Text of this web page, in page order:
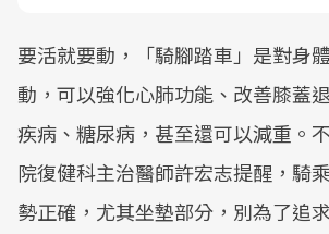
要活就要動，「騎腳踏車」是對身
動，可以強化心肺功能、改善膝蓋
疾病、糖尿病，甚至還可以減重。
院復健科主治醫師許宏志提醒，騎
勢正確，尤其坐墊部分，別為了追